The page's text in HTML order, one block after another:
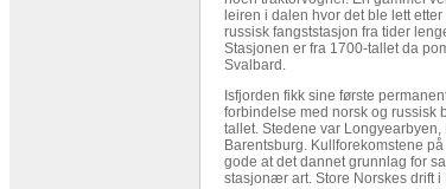
leiren i dalen hvor det ble lett
russisk fangststasjon fra tider
Stasjonen er fra 1700-tallet da
Svalbard.
Isfjorden fikk sine første
forbindelse med norsk og russisk
tallet. Stedene var Longyearbyen,
Barentsburg. Kullforekomstene
gode at det dannet grunnlag for
stasjonær art. Store Norskes drift